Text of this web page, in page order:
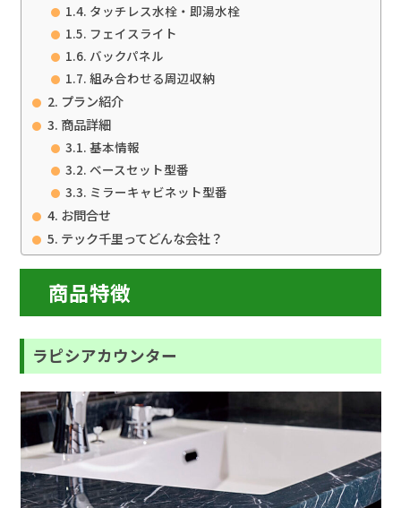
タッチレス水栓・即湯水栓
フェイスライト
バックパネル
組み合わせる周辺収納
プラン紹介
商品詳細
基本情報
ベースセット型番
ミラーキャビネット型番
お問合せ
テック千里ってどんな会社？
商品特徴
ラピシアカウンター